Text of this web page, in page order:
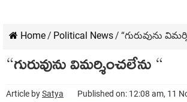
Home/ Political News/ “గురువును
“గురువును విమ‌ర్శించ‌లేను “
Article bySatya Published on: 12:08 am, 11